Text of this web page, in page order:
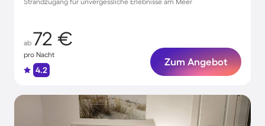
ab 72 €
pro Nacht
4.2
Zum Angebot